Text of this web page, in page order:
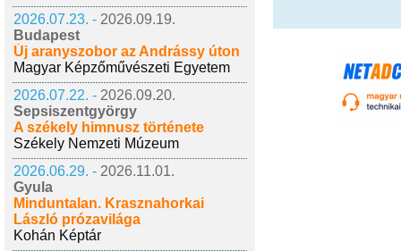
2026.07.23. - 2026.09.19.
Budapest
Új aranyszobor az Andrássy úton
Magyar Képzőművészeti Egyetem
2026.07.22. - 2026.09.20.
Sepsiszentgyörgy
A székely himnusz története
Székely Nemzeti Múzeum
2026.06.29. - 2026.11.01.
Gyula
Minduntalan. Krasznahorkai
László prózavilága
Kohán Képtár